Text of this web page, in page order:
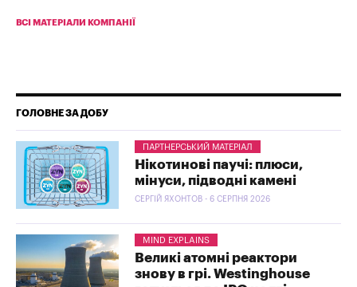
ВСІ МАТЕРІАЛИ КОМПАНІЇ
ГОЛОВНЕ ЗА ДОБУ
ПАРТНЕРСЬКИЙ МАТЕРІАЛ
Нікотинові паучі: плюси,
мінуси, підводні камені
СЕРГІЙ ЯХОНТОВ - 6 СЕРПНЯ 2026
MIND EXPLAINS
Великі атомні реактори
знову в грі. Westinghouse